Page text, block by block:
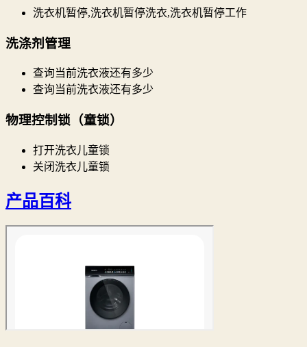
洗衣机暂停,洗衣机暂停洗衣,洗衣机暂停工作
洗涤剂管理
查询当前洗衣液还有多少
查询当前洗衣液还有多少
物理控制锁（童锁）
打开洗衣儿童锁
关闭洗衣儿童锁
产品百科